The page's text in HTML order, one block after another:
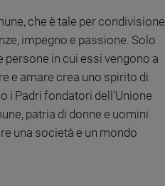
che è tale per condivisione
impegno e passione. Solo
persone in cui essi vengono a
e amare crea uno spirito di
i Padri fondatori dell’Unione
patria di donne e uomini
una società e un mondo